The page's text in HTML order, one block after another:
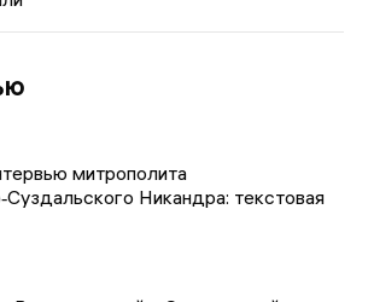
митрополита
Никандра: текстовая